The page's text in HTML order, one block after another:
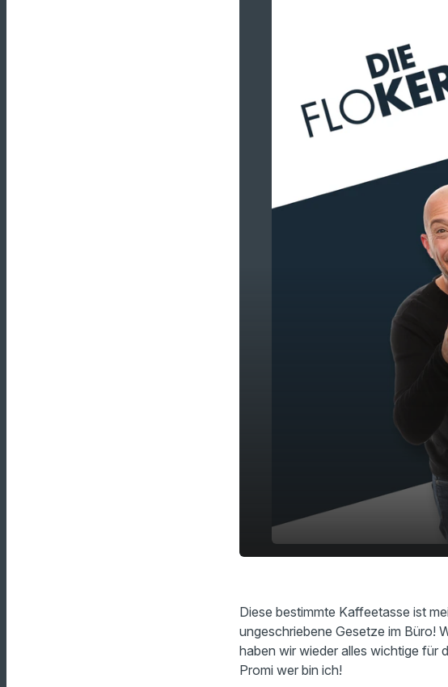
Diese bestimmte Kaffeetasse ist
ungeschriebene Gesetze im Büro!
haben wir wieder alles wichtige für
Promi wer bin ich!